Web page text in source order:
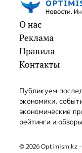
О нас
Реклама
Правила
Контакты
Публикуем
экономики,
экономические
рейтинги и
© 2026 Optimism.kz -